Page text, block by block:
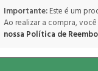
Importante:Este é um
Ao realizar a compra,
nossa Política de